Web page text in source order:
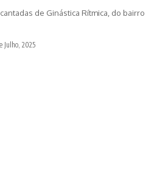
de Ginástica Rítmica, do bairro
Julho, 2025